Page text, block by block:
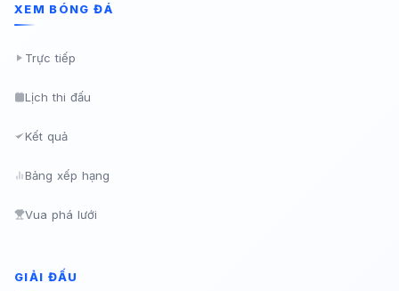
XEM BÓNG ĐÁ
Trực tiếp
Lịch thi đấu
Kết quả
Bảng xếp hạng
Vua phá lưới
GIẢI ĐẤU